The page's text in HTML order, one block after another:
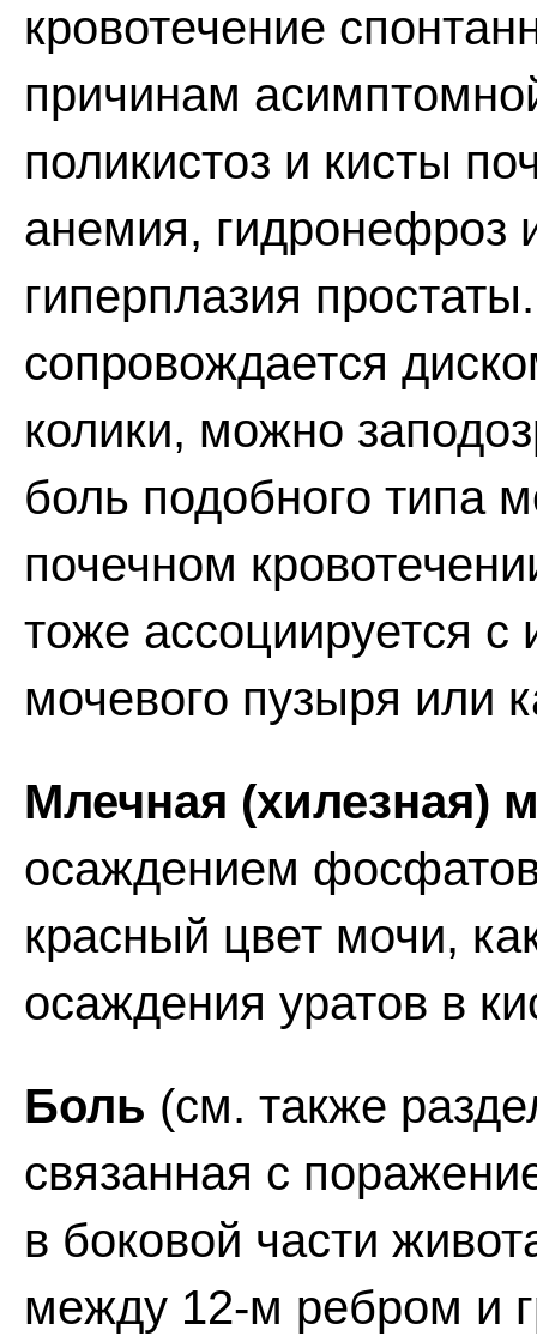
кровотечение
причинам
поликистоз и кисты
анемия, гидронефроз
гиперплазия
сопровождается
колики, можно
боль подобного типа
почечном
тоже ассоциируется
мочевого пузыря или
Млечная (хилезная)
осаждением
красный цвет мочи,
осаждения уратов в
Боль (см. также
связанная с
в боковой части
между 12-м ребром и